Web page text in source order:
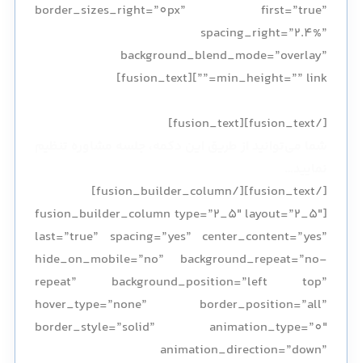
border_sizes_right=”0px” first=”true”
spacing_right=”2.4%”
background_blend_mode=”overlay”
min_height=”” link=””][fusion_text]
[/fusion_text][fusion_text]
[/fusion_text][/fusion_builder_column]
[fusion_builder_column type=”2_5″ layout=”2_5″
last=”true” spacing=”yes” center_content=”yes”
hide_on_mobile=”no” background_repeat=”no-
repeat” background_position=”left top”
hover_type=”none” border_position=”all”
border_style=”solid” animation_type=”0″
animation_direction=”down”